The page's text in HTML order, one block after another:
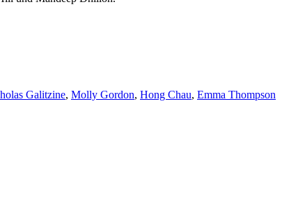
Galitzine, Molly Gordon, Hong Chau, Emma Thompson